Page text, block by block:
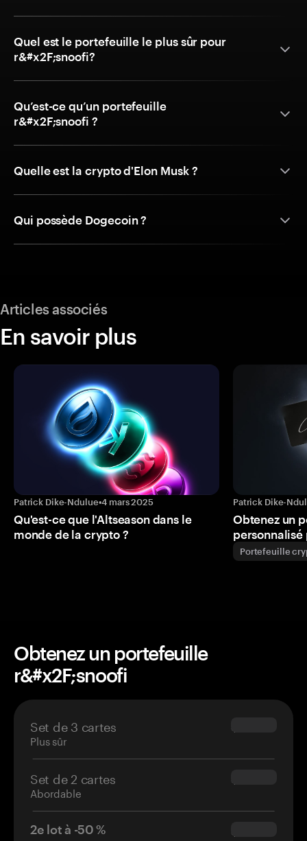
Quel est le portefeuille le plus sûr pour
r&#x2F;snoofi?
Qu’est-ce qu’un portefeuille
r&#x2F;snoofi ?
Quelle est la crypto d'Elon Musk ?
Qui possède Dogecoin ?
Articles associés
En savoir plus
Patrick Dike-Ndulue•4 mars 2025
Qu'est-ce que l'Altseason dans le
monde de la crypto ?
Patrick Dike-
Obtenez un
personnalisé
Portefeuille
Obtenez un portefeuille
r&#x2F;snoofi
Set de 3 cartes
Plus sûr
$69.90
Set de 2 cartes
Abordable
$54.90
2e lot à -50 % $34.95